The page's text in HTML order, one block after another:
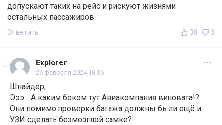
допускают таких на рейс и рискуют жизнями
остальных пассажиров
Ответить 38 3
Explorer
26 февраля 2024 18:36
Шнайдер,
Эээ... А каким боком тут Авиакомпания виновата!?
Они помимо проверки багажа должны были ещё и
УЗИ сделать безмозглой самке?